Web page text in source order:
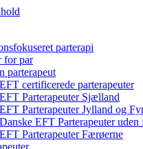
parterapi
for par
parterapeut
EFT certificerede parterapeuter
EFT Parterapeuter Sjælland
EFT Parterapeuter Jylland og
Danske EFT Parterapeuter
EFT Parterapeuter Færøerne